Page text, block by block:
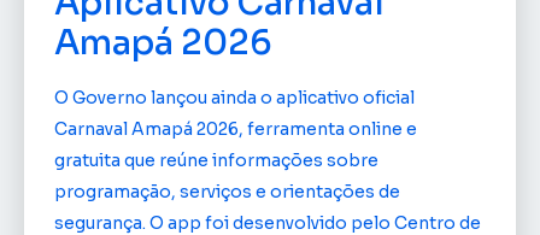
Amapá 2026
O Governo lançou ainda o aplicativo oficial
Carnaval Amapá 2026, ferramenta online e
gratuita que reúne informações sobre
programação, serviços e orientações de
segurança. O app foi desenvolvido pelo Centro de